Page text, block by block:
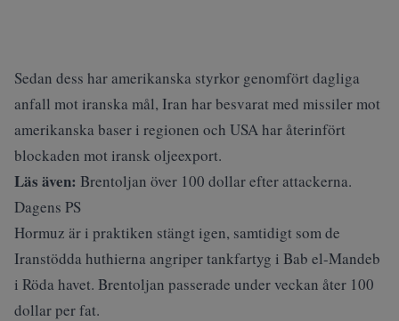
Sedan dess har amerikanska styrkor genomfört dagliga
anfall mot iranska mål, Iran har besvarat med missiler mot
amerikanska baser i regionen och USA har återinfört
blockaden mot iransk oljeexport.
Läs även: Brentoljan över 100 dollar efter attackerna.
Dagens PS
Hormuz är i praktiken stängt igen, samtidigt som de
Iranstödda huthierna angriper tankfartyg i Bab el-Mandeb
i Röda havet. Brentoljan passerade under veckan åter 100
dollar per fat.